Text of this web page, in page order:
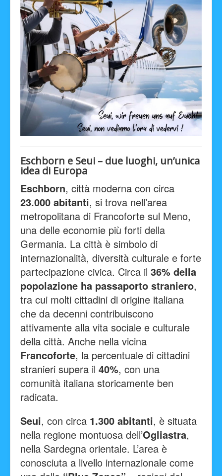
Eschborn e Seui – due luoghi, un’unica
idea di Europa
Eschborn, città moderna con circa
23.000 abitanti, si trova nell’area
metropolitana di Francoforte sul Meno,
una delle economie più forti della
Germania. La città è simbolo di
internazionalità, diversità culturale e forte
partecipazione civica. Circa il 36% della
popolazione ha passaporto straniero,
tra cui molti cittadini di origine italiana
che da decenni contribuiscono
attivamente alla vita sociale e culturale
della città. Anche nella vicina
Francoforte, la percentuale di cittadini
stranieri supera il 40%, con una
comunità italiana storicamente ben
radicata.
Seui, con circa 1.300 abitanti, è situata
nella regione montuosa dell’Ogliastra,
nella Sardegna orientale. L’area è
conosciuta a livello internazionale come